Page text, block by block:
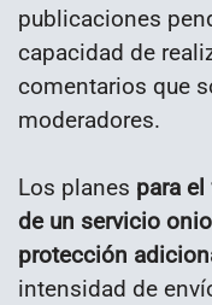
publicaciones
capacidad de
comentarios que
moderadores.
Los planes para
de un servicio
protección
intensidad de